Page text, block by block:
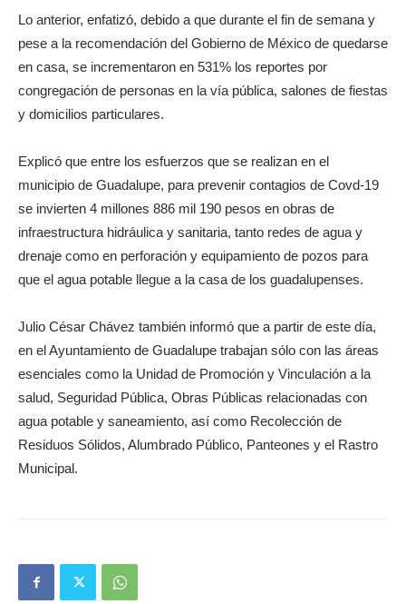
Lo anterior, enfatizó, debido a que durante el fin de semana y
pese a la recomendación del Gobierno de México de quedarse
en casa, se incrementaron en 531% los reportes por
congregación de personas en la vía pública, salones de fiestas
y domicilios particulares.
Explicó que entre los esfuerzos que se realizan en el
municipio de Guadalupe, para prevenir contagios de Covd-19
se invierten 4 millones 886 mil 190 pesos en obras de
infraestructura hidráulica y sanitaria, tanto redes de agua y
drenaje como en perforación y equipamiento de pozos para
que el agua potable llegue a la casa de los guadalupenses.
Julio César Chávez también informó que a partir de este día,
en el Ayuntamiento de Guadalupe trabajan sólo con las áreas
esenciales como la Unidad de Promoción y Vinculación a la
salud, Seguridad Pública, Obras Públicas relacionadas con
agua potable y saneamiento, así como Recolección de
Residuos Sólidos, Alumbrado Público, Panteones y el Rastro
Municipal.